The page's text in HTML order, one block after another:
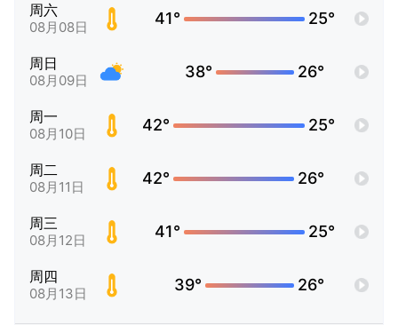
周六
08月08日 41° 25°
周日
08月09日 38° 26°
周一
08月10日 42° 25°
周二
08月11日 42° 26°
周三
08月12日 41° 25°
周四
08月13日 39° 26°